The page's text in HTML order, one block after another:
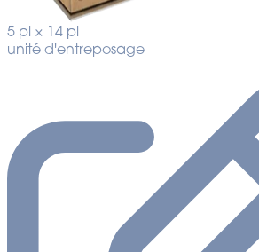
5 pi × 14 pi
unité d'entreposage